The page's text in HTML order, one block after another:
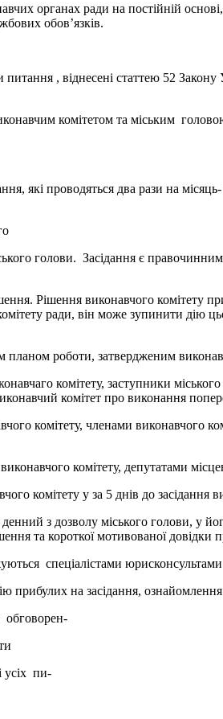
органах ради на постійній
обов’язків.
, віднесені статтею 52
комітетом та міським
проводяться два рази на
голови. Засідання є
Рішення виконавчого комітету
ради, він може зупинити дію
планом роботи, затвердженим
комітету, заступники міського
комітет про виконання
комітету, членами виконавчого
комітету, депутатами
комітету у за 5 днів до засідання
з дозволу міського голови, у
та короткої мотивованої довідки
спеціалістами юрисконсультами
на засідання,
обговорен-
усіх пи-